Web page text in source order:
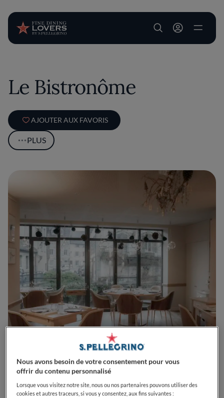
User account
Le Bistronôme
AJOUTER AUX FAVORIS
PLUS
0 0 0 0 0
Nous avons besoin de votre consentement pour vous
offrir du contenu personnalisé
Lorsque vous visitez notre site, nous ou nos partenaires pouvons utiliser des
cookies et autres traceurs, si vous y consentez, aux fins suivantes :